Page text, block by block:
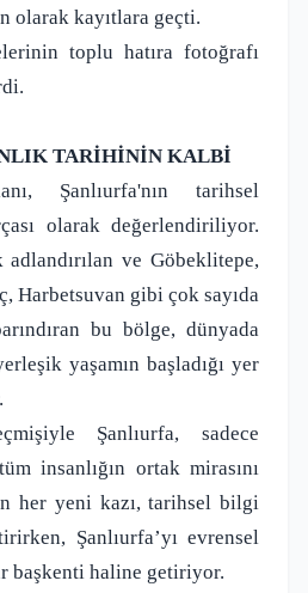
olarak kayıtlara geçti.
toplu hatıra fotoğrafı
TARİHİNİN KALBİ
Şanlıurfa'nın tarihsel
olarak değerlendiriliyor.
adlandırılan ve Göbeklitepe,
Harbetsuvan gibi çok sayıda
bu bölge, dünyada
yaşamın başladığı yer
Şanlıurfa, sadece
insanlığın ortak mirasını
her yeni kazı, tarihsel bilgi
Şanlıurfa’yı evrensel
başkenti haline getiriyor.